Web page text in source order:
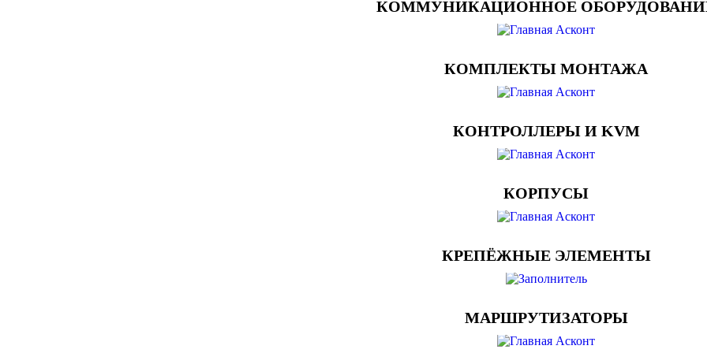
КОММУНИКАЦИОННОЕ
КОМПЛЕКТЫ МОНТАЖА
КОНТРОЛЛЕРЫ И KVM
КОРПУСЫ
КРЕПЁЖНЫЕ ЭЛЕМЕНТЫ
МАРШРУТИЗАТОРЫ